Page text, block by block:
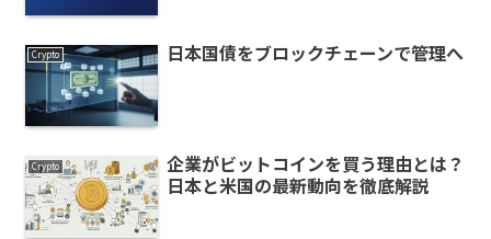
Crypto 日本国債をブロックチェーンで管理へ
Crypto
企業がビットコインを買う理由とは？
日本と米国の最新動向を徹底解説